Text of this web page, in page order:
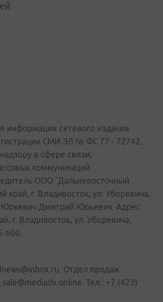
информация сетевого издания
СМИ ЭЛ № ФС 77 - 72742,
в сфере связи,
коммуникаций
ООО "Дальневосточный
г. Владивосток, ул. Уборевича,
Юркевич Дмитрий Юрьевич. Адрес
г. Владивосток, ул. Уборевича,
600.
Отдел продаж
Тел.: +7 (423)